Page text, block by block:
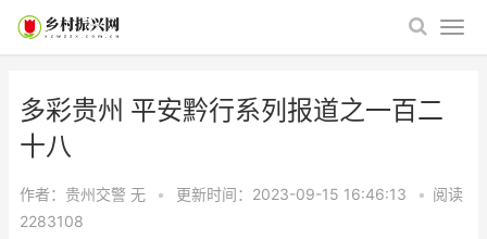
多彩贵州 平安黔行系列报道之一百二
十八
作者：贵州交警 无 • 更新时间：2023-09-15 16:46:13 • 阅读
2283108